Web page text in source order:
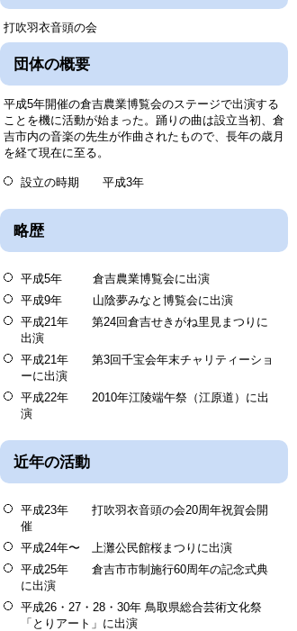
打吹羽衣音頭の会
団体の概要
平成5年開催の倉吉農業博覧会のステージで出演する
ことを機に活動が始まった。踊りの曲は設立当初、倉
吉市内の音楽の先生が作曲されたもので、長年の歳月
を経て現在に至る。
設立の時期 平成3年
略歴
平成5年 倉吉農業博覧会に出演
平成9年 山陰夢みなと博覧会に出演
平成21年 第24回倉吉せきがね里見まつりに
出演
平成21年 第3回千宝会年末チャリティーショ
ーに出演
平成22年 2010年江陵端午祭（江原道）に出
演
近年の活動
平成23年 打吹羽衣音頭の会20周年祝賀会開
催
平成24年〜 上灘公民館桜まつりに出演
平成25年 倉吉市市制施行60周年の記念式典
に出演
平成26・27・28・30年 鳥取県総合芸術文化祭
「とりアート」に出演